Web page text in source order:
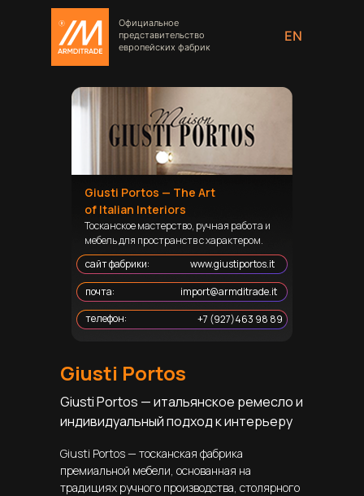
Официальное
представительство
европейских фабрик
EN
Giusti Portos — The Art
of Italian Interiors
Тосканское мастерство, ручная работа и
мебель для пространств с характером.
сайт фабрики:
www.giustiportos.it
почта:
телефон:
import@armditrade.it
+7 (927)463 98 89
Giusti Portos
Giusti Portos — итальянское ремесло и
индивидуальный подход к интерьеру
Giusti Portos — тосканская фабрика
премиальной мебели, основанная на
традициях ручного производства, столярного